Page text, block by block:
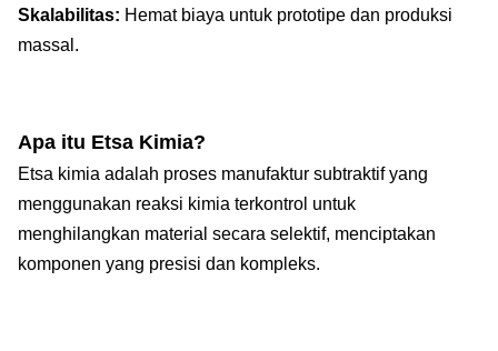
Skalabilitas: Hemat biaya untuk prototipe dan produksi
massal.
Apa itu Etsa Kimia?
Etsa kimia adalah proses manufaktur subtraktif yang
menggunakan reaksi kimia terkontrol untuk
menghilangkan material secara selektif, menciptakan
komponen yang presisi dan kompleks.